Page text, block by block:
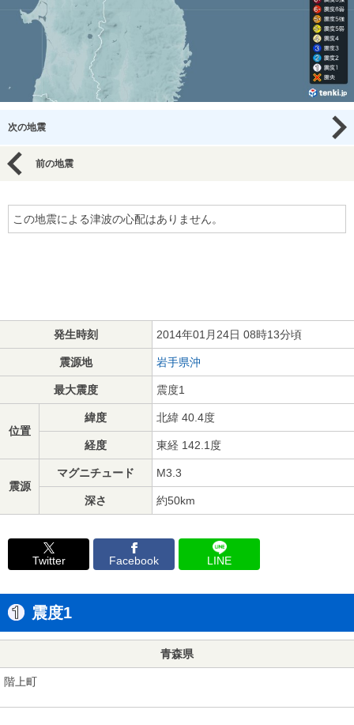
次の地震
前の地震
この地震による津波の心配はありません。
発生時刻 2014年01月24日 08時13分頃
震源地 岩手県沖
最大震度 震度1
位置
緯度 北緯 40.4度
経度 東経 142.1度
震源
マグニチュード M3.3
深さ 約50km
Twitter Facebook LINE
震度1
青森県
階上町